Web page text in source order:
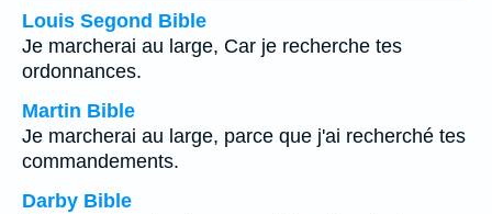
Louis Segond Bible
Je marcherai au large, Car je recherche tes
ordonnances.
Martin Bible
Je marcherai au large, parce que j'ai recherché tes
commandements.
Darby Bible